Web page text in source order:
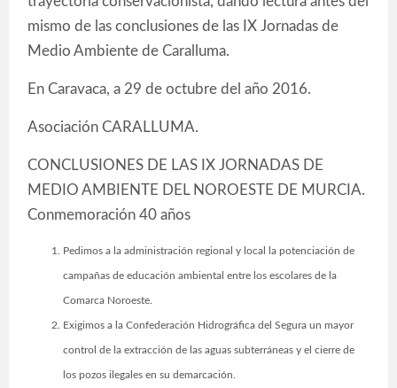
mismo de las conclusiones de las IX Jornadas de
Medio Ambiente de Caralluma.
En Caravaca, a 29 de octubre del año 2016.
Asociación CARALLUMA.
CONCLUSIONES DE LAS IX JORNADAS DE
MEDIO AMBIENTE DEL NOROESTE DE MURCIA.
Conmemoración 40 años
Pedimos a la administración regional y local la potenciación de
campañas de educación ambiental entre los escolares de la
Comarca Noroeste.
Exigimos a la Confederación Hidrográfica del Segura un mayor
control de la extracción de las aguas subterráneas y el cierre de
los pozos ilegales en su demarcación.